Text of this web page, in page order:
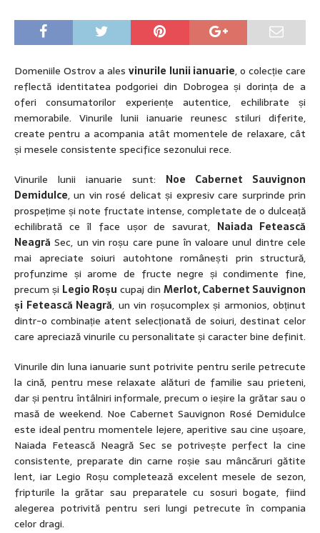
Domeniile Ostrov a alesvinurile lunii ianuarie, o colecție care
reflectă identitatea podgoriei din Dobrogea și dorința de a
oferi consumatorilor experiențe autentice, echilibrate și
memorabile. Vinurile lunii ianuarie reunesc stiluri diferite,
create pentru a acompania atât momentele de relaxare, cât
și mesele consistente specifice sezonului rece.
Vinurile lunii ianuarie sunt: Noe Cabernet Sauvignon
Demidulce, un vin rosé delicat și expresiv care surprinde prin
prospețime și note fructate intense, completate de o dulceață
echilibrată ce îl face ușor de savurat, Naiada Fetească
Neagră Sec, un vin roșu care pune în valoare unul dintre cele
mai apreciate soiuri autohtone românești prin structură,
profunzime și arome de fructe negre și condimente fine,
precum și Legio Roșu cupaj din Merlot, Cabernet Sauvignon
și Fetească Neagră, un vin roșucomplex și armonios, obținut
dintr-o combinație atent selecționată de soiuri, destinat celor
care apreciază vinurile cu personalitate și caracter bine definit.
Vinurile din luna ianuarie sunt potrivite pentru serile petrecute
la cină, pentru mese relaxate alături de familie sau prieteni,
dar și pentru întâlniri informale, precum o ieșire la grătar sau o
masă de weekend. Noe Cabernet Sauvignon Rosé Demidulce
este ideal pentru momentele lejere, aperitive sau cine ușoare,
Naiada Fetească Neagră Sec se potrivește perfect la cine
consistente, preparate din carne roșie sau mâncăruri gătite
lent, iar Legio Roșu completează excelent mesele de sezon,
fripturile la grătar sau preparatele cu sosuri bogate, fiind
alegerea potrivită pentru seri lungi petrecute în compania
celor dragi.